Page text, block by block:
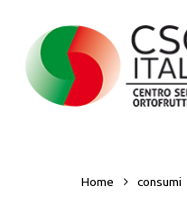
main
content
Home consumi